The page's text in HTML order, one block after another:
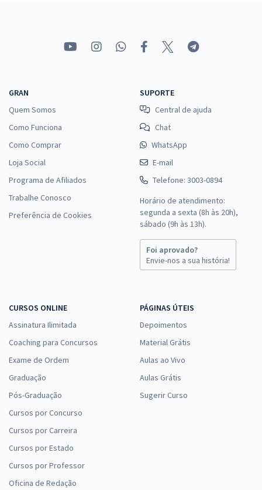
à vista
R$19,99
Economize R$ 59,98 (-20%)
TSE + TREs (Concurso Unificado) - Cargo 2: Analista Judiciário - Área:
Administrativa - Especialidade: Contabilidade
à vista
R$41,50
Economize R$ 124,50 (-20%)
Comprar
TSE + TREs (Concurso Unificado) - Cargo 20: Técnico Judiciário - Área
Administrativa - Agente de Polícia Judicial (Teoria + Treinamento
R$41,33
Economize R$ 123,98 (-20%)
TSE + TREs (Concurso Unificado) - Conhecimentos Específicos para o
Cargo 19: Técnico Judiciário - Área: Administrativa
GRAN
Quem Somos
Como Funciona
Como Comprar
Loja Social
Programa de Afiliados
Trabalhe Conosco
Preferência de Cookies
SUPORTE
Central de ajuda
Chat
WhatsApp
E-mail
Telefone: 3003-0894
Horário de atendimento:
segunda a sexta (8h às 20h),
sábado (9h às 13h).
Foi aprovado?
Envie-nos a sua história!
CURSOS ONLINE
Assinatura Ilimitada
Coaching para Concursos
Exame de Ordem
Graduação
Pós-Graduação
Cursos por Concurso
Cursos por Carreira
Cursos por Estado
Cursos por Professor
Oficina de Redação
PÁGINAS ÚTEIS
Depoimentos
Material Grátis
Aulas ao Vivo
Aulas Grátis
Sugerir Curso